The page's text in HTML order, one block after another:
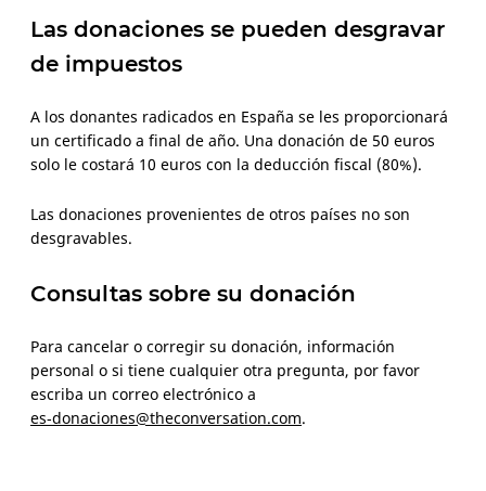
Las donaciones se pueden desgravar
de impuestos
A los donantes radicados en España se les proporcionará
un certificado a final de año. Una donación de 50 euros
solo le costará 10 euros con la deducción fiscal (80%).
Las donaciones provenientes de otros países no son
desgravables.
Consultas sobre su donación
Para cancelar o corregir su donación, información
personal o si tiene cualquier otra pregunta, por favor
escriba un correo electrónico a
es‑donaciones@theconversation.com.